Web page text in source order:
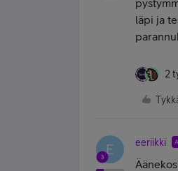
läpi ja
2
E eeriikki